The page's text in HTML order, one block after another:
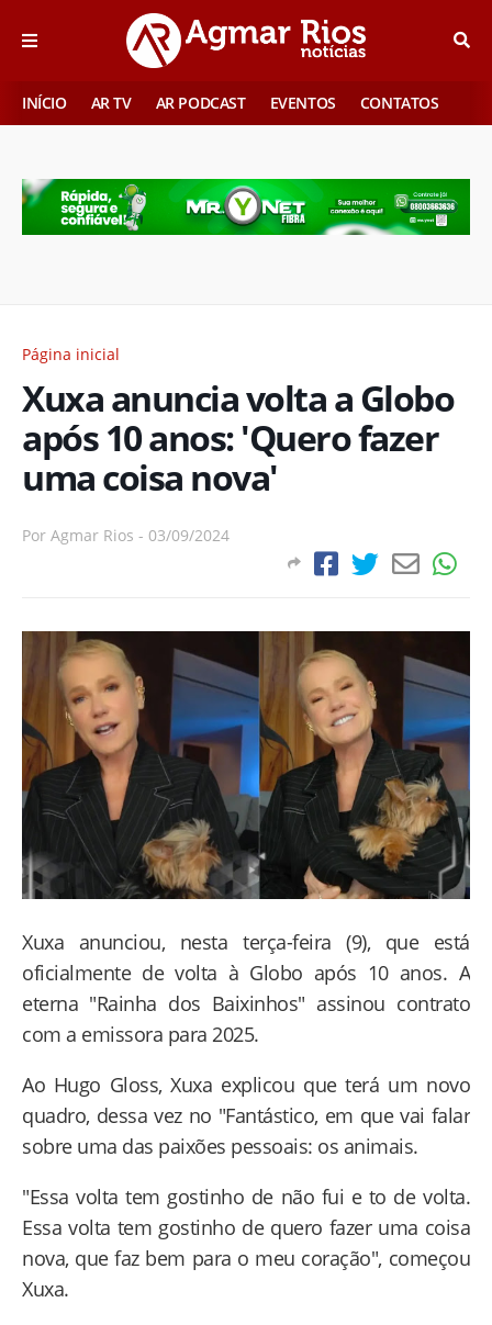
INÍCIO AR TV AR PODCAST EVENTOS CONTATOS
Página inicial
Xuxa anuncia volta a Globo
após 10 anos: 'Quero fazer
uma coisa nova'
Por Agmar Rios - 03/09/2024
Xuxa anunciou, nesta terça-feira (9), que está
oficialmente de volta à Globo após 10 anos. A
eterna "Rainha dos Baixinhos" assinou contrato
com a emissora para 2025.
Ao Hugo Gloss, Xuxa explicou que terá um novo
quadro, dessa vez no "Fantástico, em que vai falar
sobre uma das paixões pessoais: os animais.
"Essa volta tem gostinho de não fui e to de volta.
Essa volta tem gostinho de quero fazer uma coisa
nova, que faz bem para o meu coração", começou
Xuxa.